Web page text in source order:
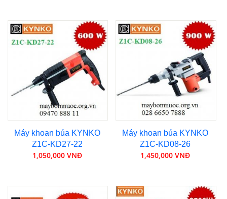
Máy khoan búa KYNKO
Z1C-KD27-22
1,050,000 VNĐ
Máy khoan búa KYNKO
Z1C-KD08-26
1,450,000 VNĐ